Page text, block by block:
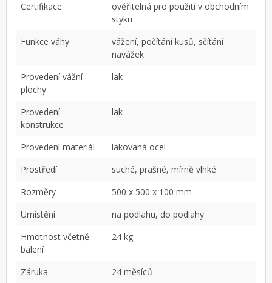
Certifikace
ověřitelná pro použití v obchodním
styku
Funkce váhy
vážení, počítání kusů, sčítání
navážek
Provedení vážní
plochy
lak
Provedení
konstrukce
lak
Provedení materiál
lakovaná ocel
Prostředí
suché, prašné, mírně vlhké
Rozměry
500 x 500 x 100 mm
Umístění
na podlahu, do podlahy
Hmotnost včetně
balení
24 kg
Záruka
24 měsíců